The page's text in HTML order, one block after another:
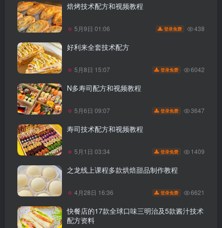
焙烤技术配方和视频教程
5月9日 01:06 登录免费 438
好利来全套技术配方
5月8日 15:07 登录免费 6042
N多寿司配方和视频教程
5月6日 09:07 登录免费 3647
寿司技术配方和视频教程
5月1日 03:34 登录免费 1409
之龙线上课程多款烘焙甜品制作教程
4月28日 16:36 登录免费 6621
快餐店的17款全球口味三明治及5款酱汁技术
配方资料